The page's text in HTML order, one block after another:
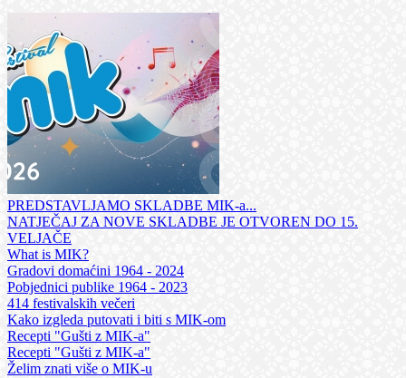
PREDSTAVLJAMO SKLADBE MIK-a...
NATJEČAJ ZA NOVE SKLADBE JE OTVOREN DO 15.
VELJAČE
What is MIK?
Gradovi domaćini 1964 - 2024
Pobjednici publike 1964 - 2023
414 festivalskih večeri
Kako izgleda putovati i biti s MIK-om
Recepti "Gušti z MIK-a"
Recepti "Gušti z MIK-a"
Želim znati više o MIK-u